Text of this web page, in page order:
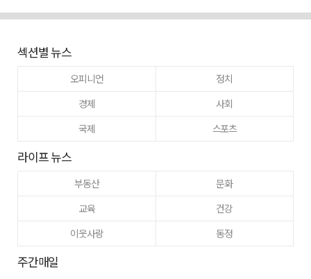
섹션별 뉴스
오피니언
정치
경제
사회
국제
스포츠
라이프 뉴스
부동산
문화
교육
건강
이웃사랑
동정
주간매일